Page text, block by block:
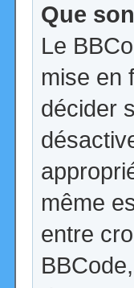
Que
Le
mise en
décider
même
entre